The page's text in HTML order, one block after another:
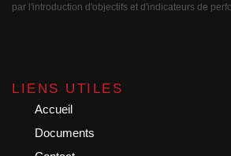
par l'introduction d'objectifs et d'indicateurs de
LIENS UTILES
Accueil
Documents